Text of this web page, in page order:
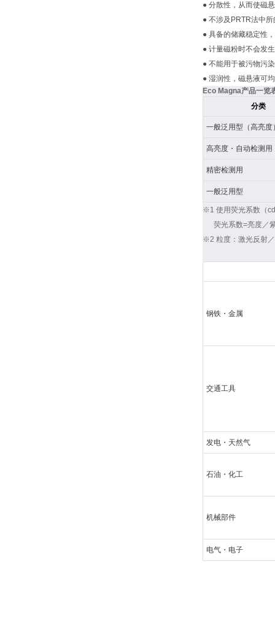
● 分散性，从而使磁
● 不涉及PRTR法中
● 具备的储藏稳定性
● 计量磁粉时不会发
● 不能用于被污物污
● 湿润性，磁悬液可
Eco Magna产品一览
分类
一般泛用型（高亮度
高亮度・自动检测用
精密检测用
一般泛用型
※1 使用荧光系数（
荧光系数=亮度／
※2 粒度：激光反射
钢铁・金属
交通工具
发电・天然气
石油・化工
机械部件
电气・电子